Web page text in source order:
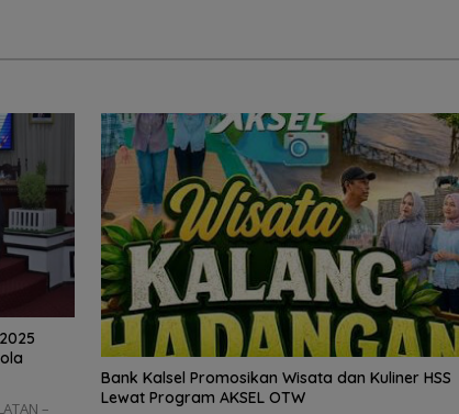
–
Bank Kalsel Promosikan Wisata dan Kuliner HSS
Lewat Program AKSEL OTW